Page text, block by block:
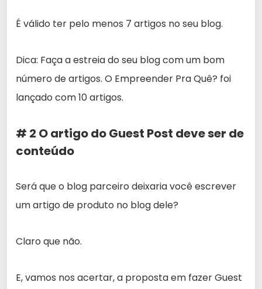
É válido ter pelo menos 7 artigos no seu blog.
Dica: Faça a estreia do seu blog com um bom
número de artigos. O Empreender Pra Quê? foi
lançado com 10 artigos.
# 2 O artigo do Guest Post deve ser de
conteúdo
Será que o blog parceiro deixaria você escrever
um artigo de produto no blog dele?
Claro que não.
E, vamos nos acertar, a proposta em fazer Guest